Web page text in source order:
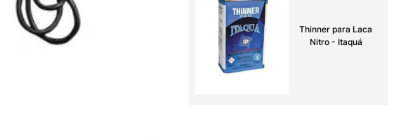
Thinner para Laca
Nitro - Itaquá